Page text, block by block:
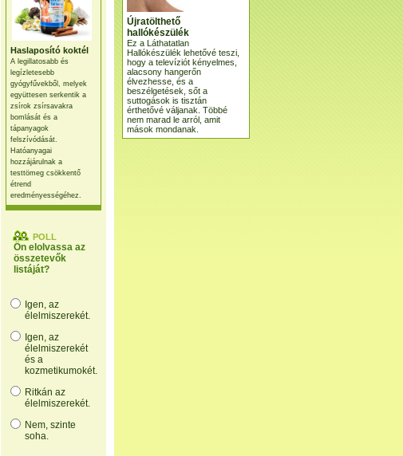
Haslaposító koktél
A legillatosabb és
legízletesebb
gyógyfűvekből, melyek
együttesen serkentik a
zsírok zsírsavakra
bomlását és a
tápanyagok
felszívódását.
Hatóanyagai
hozzájárulnak a
testtömeg csökkentő
étrend
eredményességéhez.
POLL
Ön elolvassa az
összetevők
listáját?
Igen, az
élelmiszerekét.
Igen, az
élelmiszerekét
és a
kozmetikumokét.
Ritkán az
élelmiszerekét.
Nem, szinte
soha.
Újratölthető
hallókészülék
Ez a Láthatatlan
Hallókészülék lehetővé teszi,
hogy a televíziót kényelmes,
alacsony hangerőn
élvezhesse, és a
beszélgetések, sőt a
suttogások is tisztán
érthetővé váljanak. Többé
nem marad le arról, amit
mások mondanak.